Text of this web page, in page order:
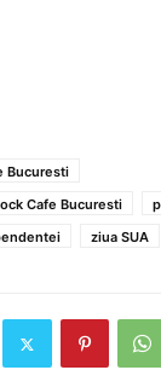
Bucuresti
Cafe Bucuresti
ziua SUA